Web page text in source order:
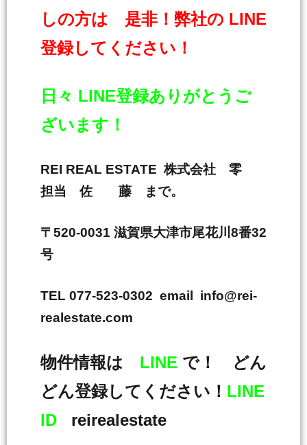
しの方は 是非！弊社の LINE
登録してください！
日々 LINE登録ありがとうご
ざいます！
REI REAL ESTATE 株式会社 零
担当 佐 藤 まで。
〒520-0031 滋賀県大津市尾花川8番32
号
TEL 077-523-0302 email info@rei-
realestate.com
物件情報は LINE で！ どん
どん登録してください！ LINE
ID reirealestate